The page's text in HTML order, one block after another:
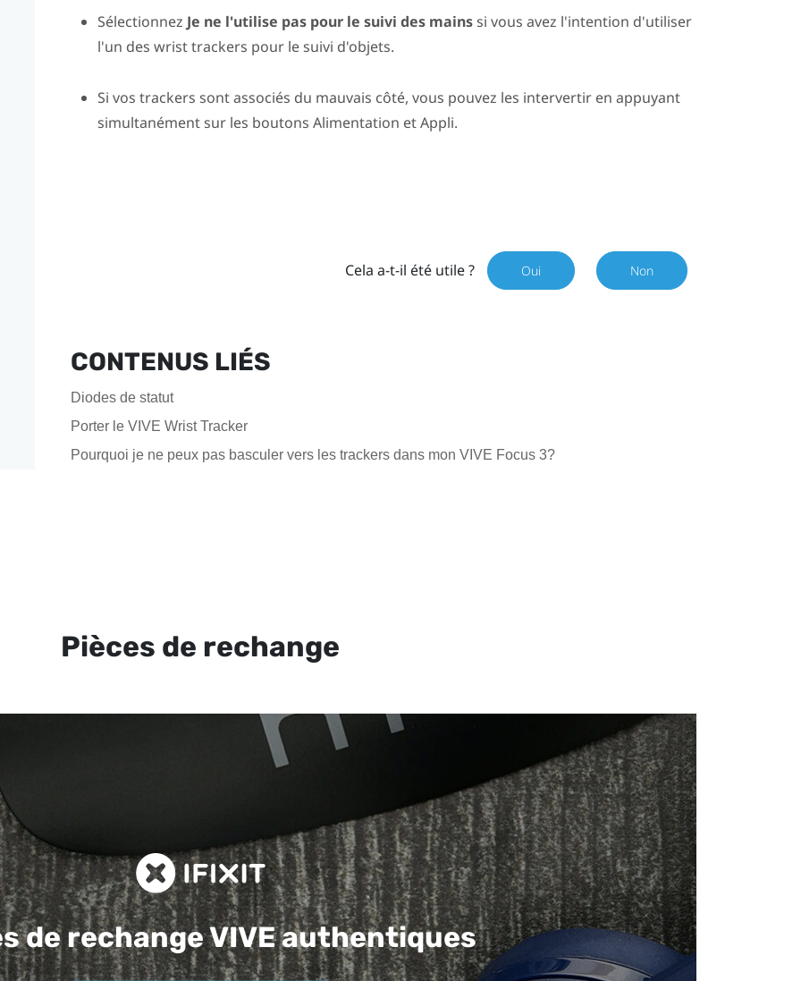
Sélectionnez Je ne l'utilise pas pour le suivi des mainssi vous avez l'intention d'utiliser
l'un des wrist trackers pour le suivi d'objets.
Si vos trackers sont associés du mauvais côté, vous pouvez les intervertir en appuyant
simultanément sur les boutonsAlimentation etAppli.
Cela a-t-il été utile ? Oui Non
CONTENUS LIÉS
Diodes de statut
Porter le VIVE Wrist Tracker
Pourquoi je ne peux pas basculer vers les trackers dans mon VIVE Focus 3?
Pièces de rechange
de rechangeVIVE authentiques​